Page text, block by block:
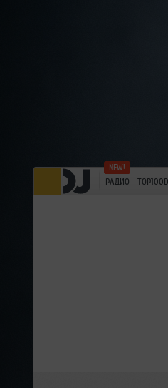
РАДИО